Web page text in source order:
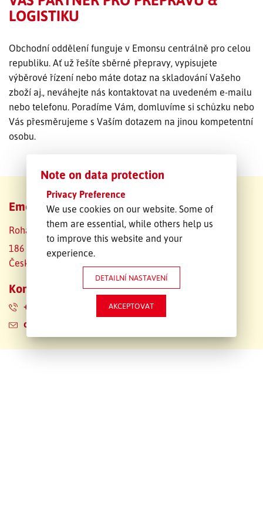
SLEDOVÁNÍ ZÁSILKY
POPTÁVKA PŘEPRAVY
LOGISTIKU
Obchodní oddělení funguje v Emonsu centrálně pro celou
republiku. Ať už řešíte sběrné přepravy, vypisujete
výběrové řízení nebo máte dotaz na skladování Vašeho
zboží aj., neváhejte nás kontaktovat na uvedeném e-mailu
nebo telefonu. Poradíme Vám, domluvíme si schůzku nebo
Vás přesměrujeme s Vaším dotazem na jinou kompetentní
osobu.
Emons Česká republika s.r.o. – sales
Rohanské nábřeží 671/15
186 00 Praha 8
Česká republika
Kontaktní údaje
+420 220 910 364
obchod@emons.cz
Note on data protection
Privacy Preference
We use cookies on our website. Some of
them are essential, while others help us
to improve this website and your
experience.
DETAILNÍ NASTAVENÍ
AKCEPTOVAT